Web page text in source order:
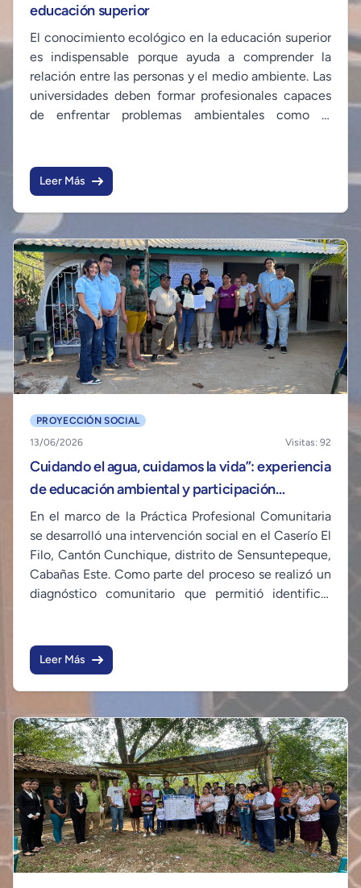
educación superior
El conocimiento ecológico en la educación superior
es indispensable porque ayuda a comprender la
relación entre las personas y el medio ambiente. Las
universidades deben formar profesionales capaces
de enfrentar problemas ambientales como la
desarrolla valores, actitudes y competencias
responsables hacia el entorno (Carolina & Francisco,
s. f.).
Leer Más
PROYECCIÓN SOCIAL
13/06/2026
Visitas: 92
Cuidando el agua, cuidamos la vida”: experiencia
de educación ambiental y participación
comunitaria para la protección de los recursos
hídricos en el Caserío El Filo, Cantón Cunchique,
Sensuntepeque.
En el marco de la Práctica Profesional Comunitaria
se desarrolló una intervención social en el Caserío El
Filo, Cantón Cunchique, distrito de Sensuntepeque,
Cabañas Este. Como parte del proceso se realizó un
diagnóstico comunitario que permitió identificar
fortalecer los conocimientos y prácticas
relacionadas con la protección y el uso responsable
de los recursos hídricos.
Leer Más